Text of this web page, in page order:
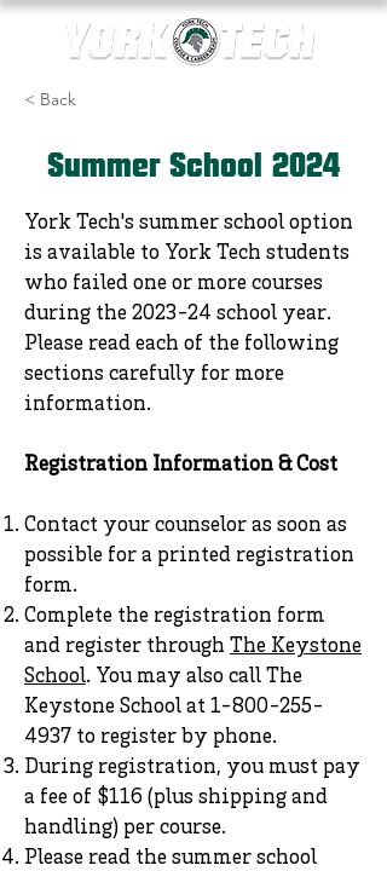
< Back
Summer School 2024
York Tech's summer school option
is available to York Tech students
who failed one or more courses
during the 2023-24 school year.
Please read each of the following
sections carefully for more
information.
Registration Information & Cost
Contact your counselor as soon as
possible for a printed registration
form.
Complete the registration form
and register through The Keystone
School. You may also call The
Keystone School at 1-800-255-
4937 to register by phone.
During registration, you must pay
a fee of $116 (plus shipping and
handling) per course.
Please read the summer school